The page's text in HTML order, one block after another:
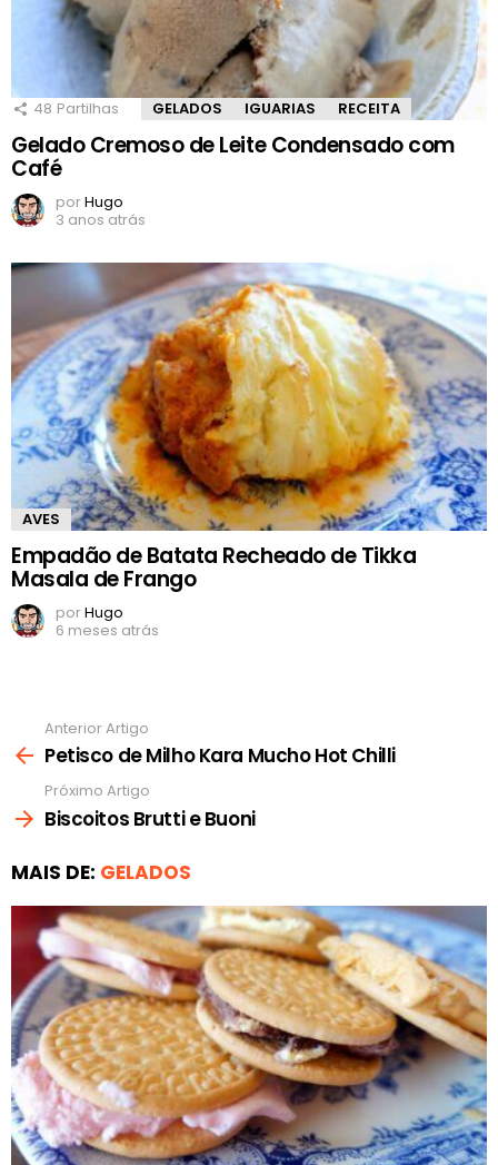
48 Partilhas GELADOS IGUARIAS RECEITA
Gelado Cremoso de Leite Condensado com
Café
porHugo
3 anos atrás
AVES
Empadão de Batata Recheado de Tikka
Masala de Frango
porHugo
6 meses atrás
mais
Anterior Artigo
Petisco de Milho Kara Mucho Hot Chilli
Próximo Artigo
Biscoitos Brutti e Buoni
MAIS DE: GELADOS